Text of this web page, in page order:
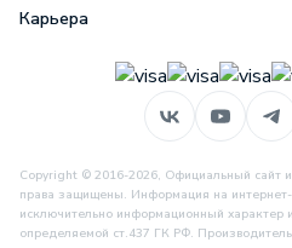
Карьера
Copyright © 2016-2026, Официальный сайт
права защищены. Информация на
исключительно информационный характер
определяемой ст.437 ГК РФ.